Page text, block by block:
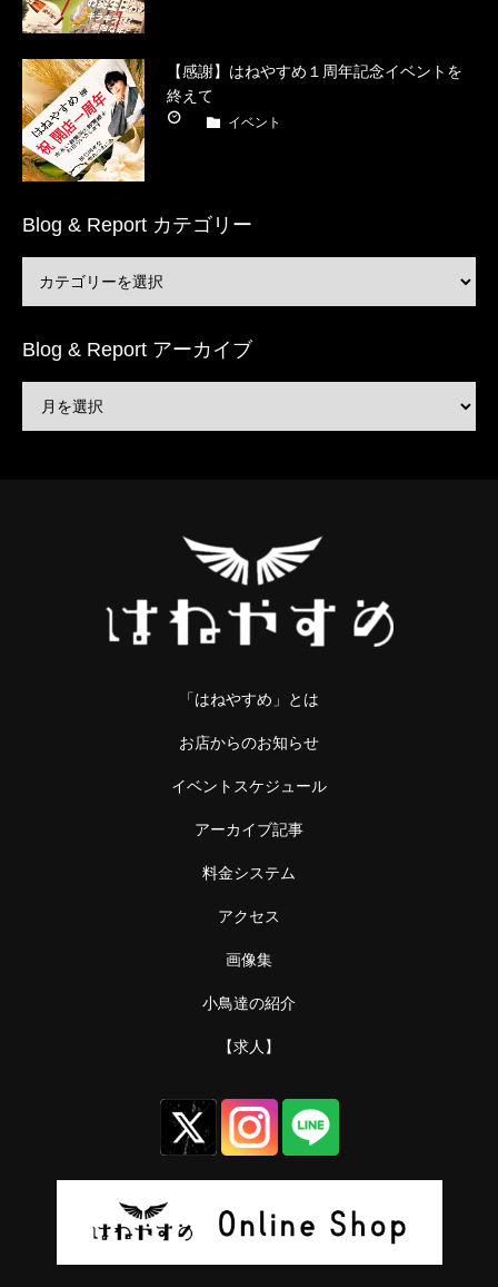
【感謝】はねやすめ１周年記念イベントを
終えて
イベント
Blog & Report カテゴリー
Blog & Report アーカイブ
「はねやすめ」とは
お店からのお知らせ
イベントスケジュール
アーカイブ記事
料金システム
アクセス
画像集
小鳥達の紹介
【求人】